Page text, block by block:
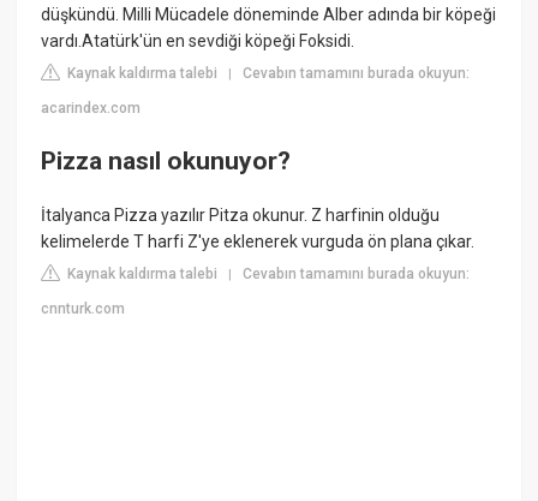
düşkündü. Milli Mücadele döneminde Alber adında bir köpeği
vardı.Atatürk'ün en sevdiği köpeği Foksidi.
Kaynak kaldırma talebi |Cevabın tamamını burada okuyun:
acarindex.com
Pizza nasıl okunuyor?
İtalyanca Pizza yazılır Pitza okunur. Z harfinin olduğu
kelimelerde T harfi Z'ye eklenerek vurguda ön plana çıkar.
Kaynak kaldırma talebi |Cevabın tamamını burada okuyun:
cnnturk.com